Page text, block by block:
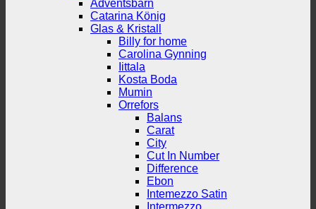
Adventsbarn
Catarina König
Glas & Kristall
Billy for home
Carolina Gynning
Iittala
Kosta Boda
Mumin
Orrefors
Balans
Carat
City
Cut In Number
Difference
Ebon
Intemezzo Satin
Intermezzo